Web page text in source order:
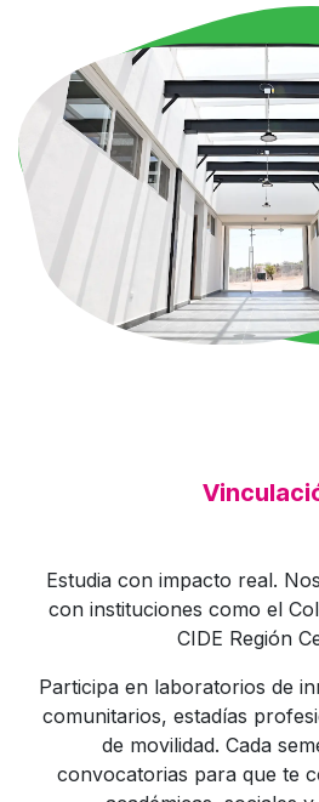
Estudia con impacto real.
con instituciones como el
CIDE Región
Participa en laboratorios de
comunitarios, estadías
de movilidad. Cada
convocatorias para que te